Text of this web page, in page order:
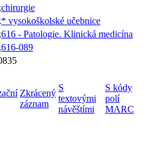
chirurgie
* vysokoškolské učebnice
616 - Patologie. Klinická medicína
616-089
Zkrácený
záznam
S
textovými
návěštími
S kódy
polí
MARC